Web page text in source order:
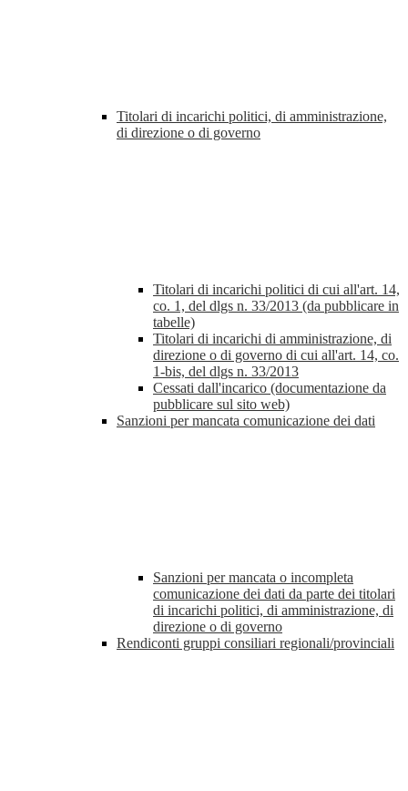
Titolari di incarichi politici, di amministrazione,
di direzione o di governo
Titolari di incarichi politici di cui all'art. 14,
co. 1, del dlgs n. 33/2013 (da pubblicare in
tabelle)
Titolari di incarichi di amministrazione, di
direzione o di governo di cui all'art. 14, co.
1-bis, del dlgs n. 33/2013
Cessati dall'incarico (documentazione da
pubblicare sul sito web)
Sanzioni per mancata comunicazione dei dati
Sanzioni per mancata o incompleta
comunicazione dei dati da parte dei titolari
di incarichi politici, di amministrazione, di
direzione o di governo
Rendiconti gruppi consiliari regionali/provinciali